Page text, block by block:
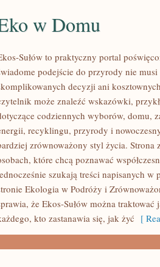
w Domu
Sułów to praktyczny portal
podejście do przyrody nie
decyzji ani
może znaleźć wskazówki,
codziennych wyborów, domu,
recyklingu, przyrody i
zrównoważony styl życia. Strona
które chcą poznawać
szukają treści napisanych w
Ekologia w Podróży i
że Ekos-Sułów można
kto zastanawia się, jak żyć [